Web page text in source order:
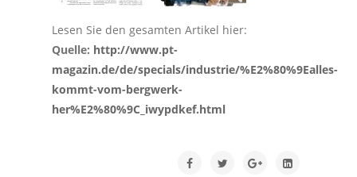
Lesen Sie den gesamten Artikel hier:
Quelle: http://www.pt-
magazin.de/de/specials/industrie/%E2%80%9Ealles-
kommt-vom-bergwerk-
her%E2%80%9C_iwypdkef.html